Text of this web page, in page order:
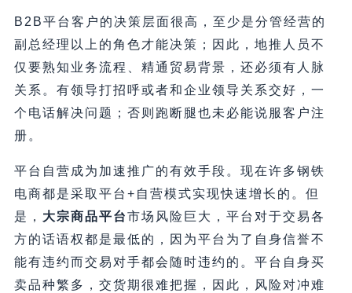
B2B平台客户的决策层面很高，至少是分管经营的
副总经理以上的角色才能决策；因此，地推人员不
仅要熟知业务流程、精通贸易背景，还必须有人脉
关系。有领导打招呼或者和企业领导关系交好，一
个电话解决问题；否则跑断腿也未必能说服客户注
册。
平台自营成为加速推广的有效手段。现在许多钢铁
电商都是采取平台+自营模式实现快速增长的。但
是， 大宗商品平台市场风险巨大，平台对于交易各
方的话语权都是最低的，因为平台为了自身信誉不
能有违约而交易对手都会随时违约的。平台自身买
卖品种繁多，交货期很难把握，因此，风险对冲难